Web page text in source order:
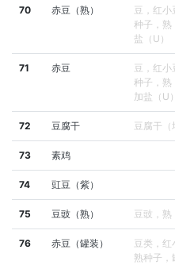
70 赤豆（熟）
豆，红小
种子，熟
盐（U）
71 赤豆
豆，红小
种子，熟
加盐（U）
72 豆腐干 豆腐干（
73 素鸡
74 豇豆（紫）
75 豆豉（熟） 豆豉，熟
76 赤豆（罐装）
豆类，
熟种子，